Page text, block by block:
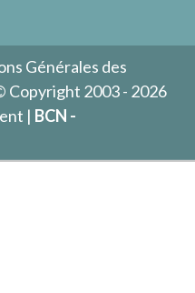
Générales des
Copyright 2003 - 2026
| BCN -